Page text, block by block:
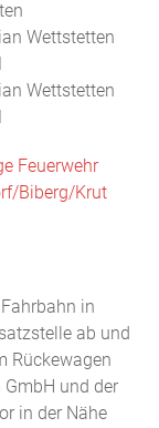
Wettstetten
Wettstetten
Feuerwehr
Biberg/Krut
in
ab und
Rückewagen
und der
in der Nähe